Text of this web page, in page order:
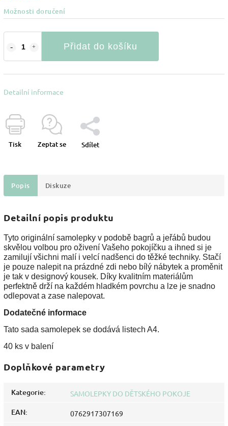
Možnosti doručení
Přidat do košíku
Detailní informace
Tisk Zeptat se Sdílet
Popis Diskuze
Detailní popis produktu
Tyto originální samolepky v podobě bagrů a jeřábů budou
skvělou volbou pro oživení Vašeho pokojíčku a ihned si je
zamilují všichni malí i velcí nadšenci do těžké techniky. Stačí
je pouze nalepit na prázdné zdi nebo bílý nábytek a proměnit
je tak v designový kousek. Díky kvalitním materiálům
perfektně drží na každém hladkém povrchu a lze je snadno
odlepovat a zase nalepovat.
Dodatečné informace
Tato sada samolepek se dodává listech A4.
40 ks v balení
Doplňkové parametry
Kategorie: SAMOLEPKY DO DĚTSKÉHO POKOJE
EAN: 0762917307169